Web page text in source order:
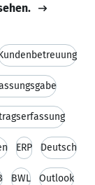
ERP Deutsch
BWL Outlook